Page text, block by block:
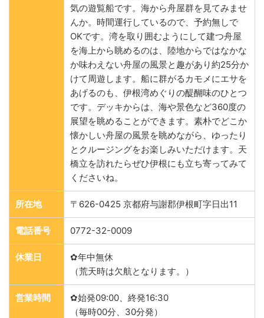
気の遊覧船です。海から舟屋群を見てみませ
んか。時間運行しているので、予約無しで
OKです。湾を取り囲むようにして建つ舟屋
を海上から眺めるのは、陸地からではなかな
か味わえない舟屋の風景と趣があり約25分か
けて周遊します。船に群がるカモメにエサを
あげるのも、伊根湾めぐりの醍醐味のひとつ
です。デッキからは、海や景色など360度の
展望を眺めることができます。素朴でどこか
懐かしい舟屋の風景を眺めながら、ゆったり
とクルージングをお楽しみいただけます。天
橋立を訪れたらぜひ伊根にも立ち寄ってみて
くださいね。
所在地 〒626-0425 京都府与謝郡伊根町字日出11
電話番号 0772-32-0009
休業日
✿年中無休
（荒天時は欠航となります。）
営業時間
✿始発09:00、終発16:30
（毎時00分、30分発）